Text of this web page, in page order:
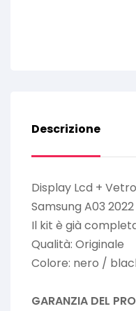
Descrizione
Display Lcd +
Samsung A03
Il kit è già
Qualità: Originale
Colore: nero /
GARANZIA DEL